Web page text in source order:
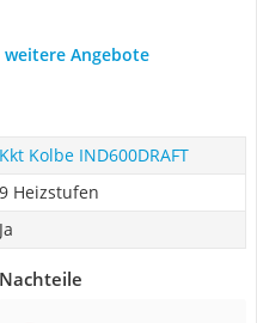
Angebote
Kkt Kolbe IND600DRAFT
9 Heizstufen
Ja
Nachteile